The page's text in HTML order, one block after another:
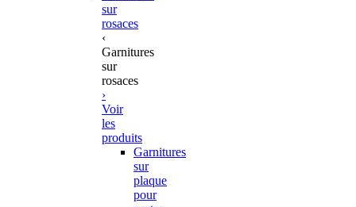
sur
rosaces
‹
Garnitures
sur
rosaces
›
Voir
les
produits
Garnitures
sur
plaque
pour